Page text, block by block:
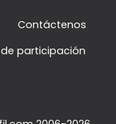
Contáctenos
de participación